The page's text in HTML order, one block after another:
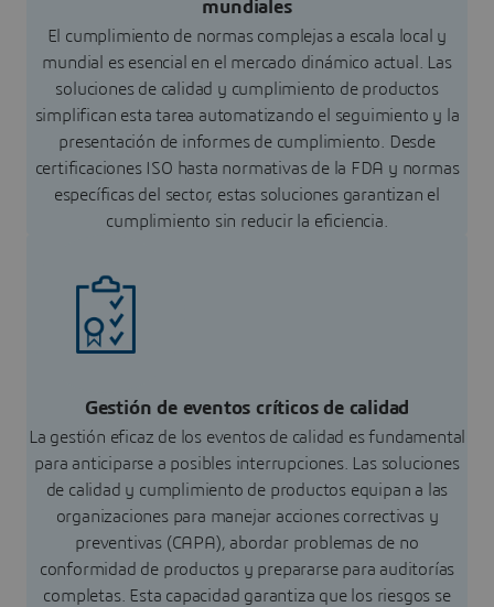
mundiales
El cumplimiento de normas complejas a escala local y
mundial es esencial en el mercado dinámico actual. Las
soluciones de calidad y cumplimiento de productos
simplifican esta tarea automatizando el seguimiento y la
presentación de informes de cumplimiento. Desde
certificaciones ISO hasta normativas de la FDA y normas
específicas del sector, estas soluciones garantizan el
cumplimiento sin reducir la eficiencia.
Gestión de eventos críticos de calidad
La gestión eficaz de los eventos de calidad es fundamental
para anticiparse a posibles interrupciones. Las soluciones
de calidad y cumplimiento de productos equipan a las
organizaciones para manejar acciones correctivas y
preventivas (CAPA), abordar problemas de no
conformidad de productos y prepararse para auditorías
completas. Esta capacidad garantiza que los riesgos se